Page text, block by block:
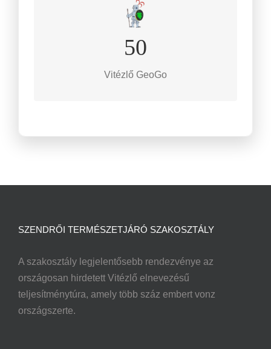
50
Vitézlő GeoGo
50 km
Gyalogos táv
TOVÁBB
SZENDRŐI TERMÉSZETJÁRÓ SZAKOSZTÁLY
A szakosztály legjelentősebb rendezvénye az
országosan hirdetett Vitézlő elnevezésű
teljesítménytúra, amely több száz embert vonz
országszerte.